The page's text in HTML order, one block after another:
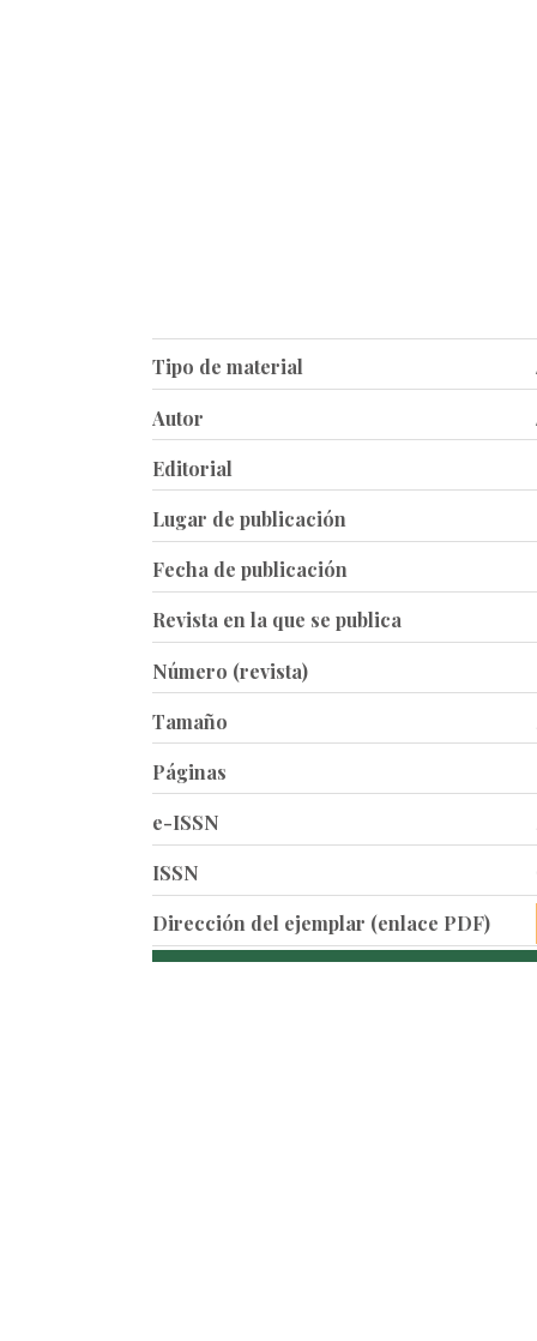
Tipo de material
Autor
Editorial
Lugar de publicación
Fecha de publicación
Revista en la que se publica
Número (revista)
Tamaño
Páginas
e-ISSN
ISSN
Dirección del ejemplar (enlace PDF)